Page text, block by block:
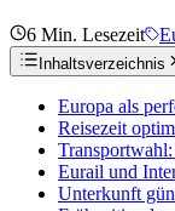
6 Min. Lesezeit
Inhaltsverzeichnis
Europa als
Reisezeit
Eurail und
Unterkunft